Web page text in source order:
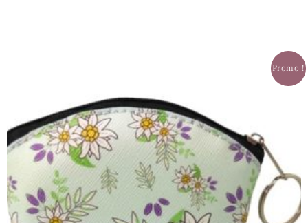
Promo !